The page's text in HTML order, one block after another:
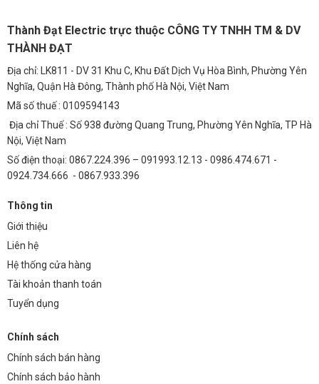
Thành Đạt Electric trực thuộc CÔNG TY TNHH TM & DV
THÀNH ĐẠT
Địa chỉ: LK811 - DV 31 Khu C, Khu Đất Dịch Vụ Hòa Bình, Phường Yên
Nghĩa, Quận Hà Đông, Thành phố Hà Nội, Việt Nam
Mã số thuế : 0109594143
Địa chỉ Thuế : Số 938 đường Quang Trung, Phường Yên Nghĩa, TP Hà
Nội, Việt Nam
Số điện thoại: 0867.224.396 – 091993.12.13 - 0986.474.671 -
0924.734.666 - 0867.933.396
Thông tin
Giới thiệu
Liên hệ
Hệ thống cửa hàng
Tài khoản thanh toán
Tuyển dụng
Chính sách
Chính sách bán hàng
Chính sách bảo hành